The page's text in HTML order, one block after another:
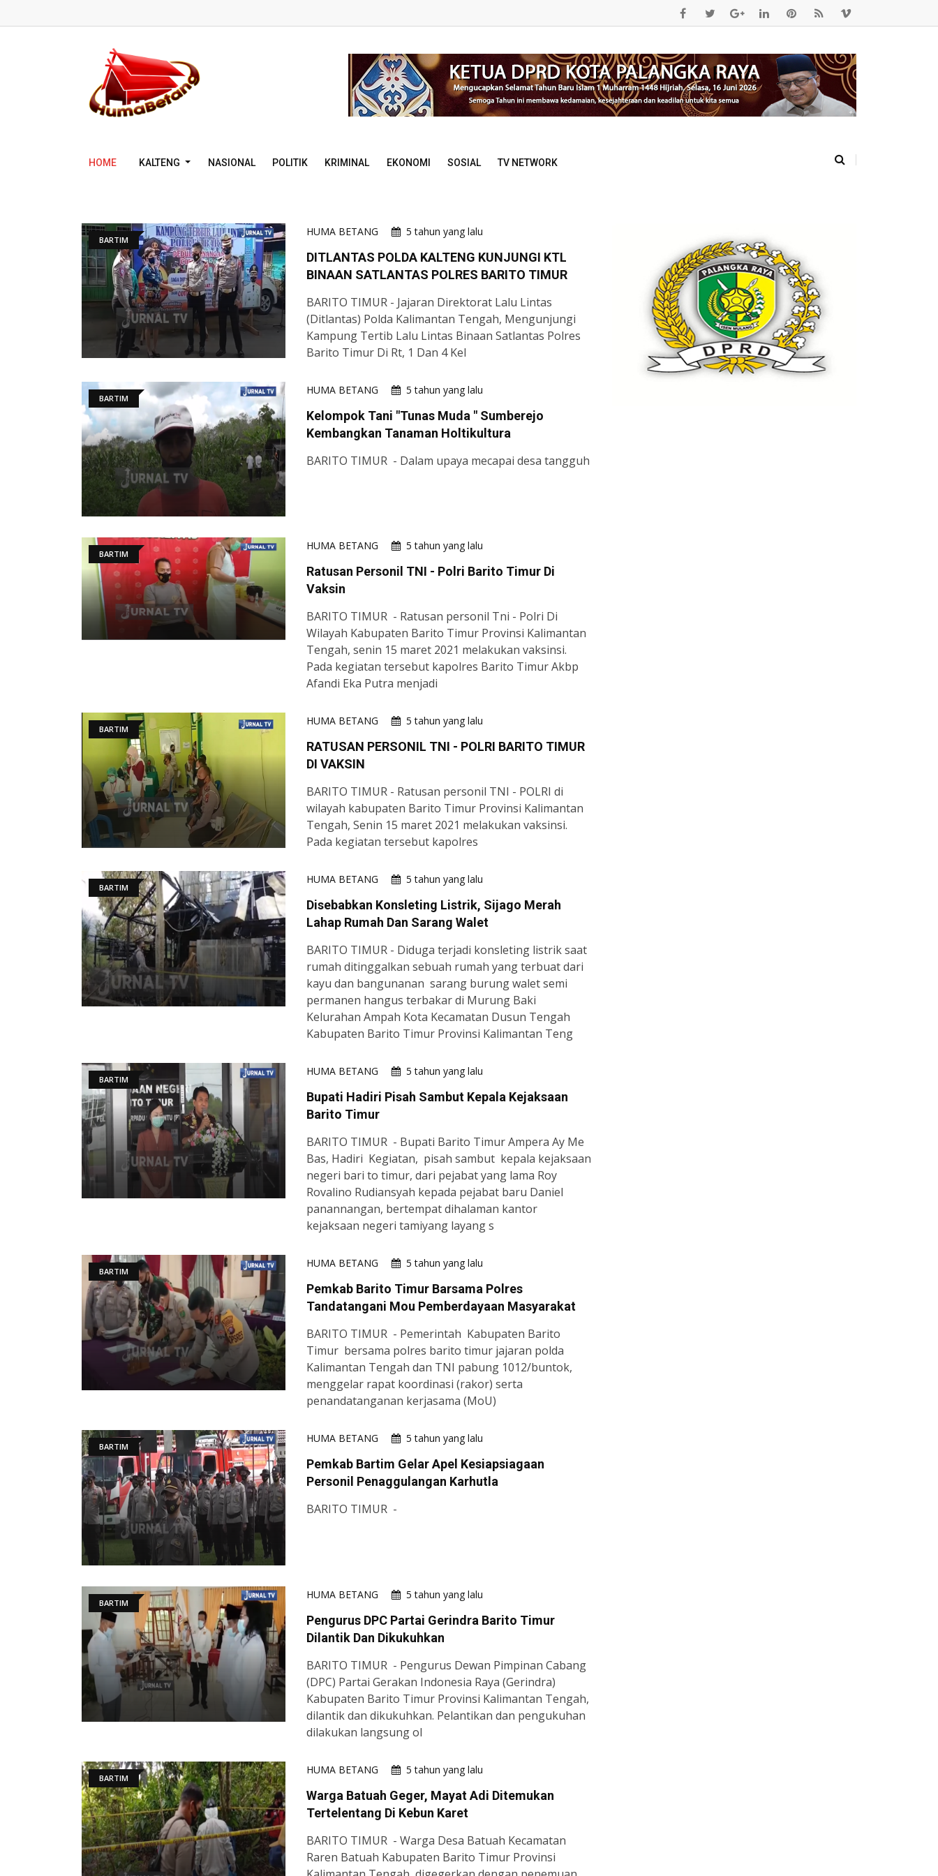
HOME KALTENG NASIONAL POLITIK KRIMINAL EKONOMI SOSIAL TV NETWORK
BARTIM
HUMA BETANG 5 tahun yang lalu
DITLANTAS POLDA KALTENG KUNJUNGI KTL
BINAAN SATLANTAS POLRES BARITO TIMUR
BARITO TIMUR - Jajaran Direktorat Lalu Lintas
(Ditlantas) Polda Kalimantan Tengah, Mengunjungi
Kampung Tertib Lalu Lintas Binaan Satlantas Polres
Barito Timur Di Rt, 1 Dan 4 Kel
BARTIM
HUMA BETANG 5 tahun yang lalu
Kelompok Tani "Tunas Muda " Sumberejo
Kembangkan Tanaman Holtikultura
BARITO TIMUR - Dalam upaya mecapai desa tangguh
BARTIM
HUMA BETANG 5 tahun yang lalu
Ratusan Personil TNI - Polri Barito Timur Di
Vaksin
BARITO TIMUR - Ratusan personil Tni - Polri Di
Wilayah Kabupaten Barito Timur Provinsi Kalimantan
Tengah, senin 15 maret 2021 melakukan vaksinsi.
Pada kegiatan tersebut kapolres Barito Timur Akbp
Afandi Eka Putra menjadi
BARTIM
HUMA BETANG 5 tahun yang lalu
RATUSAN PERSONIL TNI - POLRI BARITO TIMUR
DI VAKSIN
BARITO TIMUR - Ratusan personil TNI - POLRI di
wilayah kabupaten Barito Timur Provinsi Kalimantan
Tengah, Senin 15 maret 2021 melakukan vaksinsi.
Pada kegiatan tersebut kapolres
BARTIM
HUMA BETANG 5 tahun yang lalu
Disebabkan Konsleting Listrik, Sijago Merah
Lahap Rumah Dan Sarang Walet
BARITO TIMUR - Diduga terjadi konsleting listrik saat
rumah ditinggalkan sebuah rumah yang terbuat dari
kayu dan bangunanan sarang burung walet semi
permanen hangus terbakar di Murung Baki
Kelurahan Ampah Kota Kecamatan Dusun Tengah
Kabupaten Barito Timur Provinsi Kalimantan Teng
BARTIM
HUMA BETANG 5 tahun yang lalu
Bupati Hadiri Pisah Sambut Kepala Kejaksaan
Barito Timur
BARITO TIMUR - Bupati Barito Timur Ampera Ay Me
Bas, Hadiri Kegiatan, pisah sambut kepala kejaksaan
negeri bari to timur, dari pejabat yang lama Roy
Rovalino Rudiansyah kepada pejabat baru Daniel
panannangan, bertempat dihalaman kantor
kejaksaan negeri tamiyang layang s
BARTIM
HUMA BETANG 5 tahun yang lalu
Pemkab Barito Timur Barsama Polres
Tandatangani Mou Pemberdayaan Masyarakat
BARITO TIMUR - Pemerintah Kabupaten Barito
Timur bersama polres barito timur jajaran polda
Kalimantan Tengah dan TNI pabung 1012/buntok,
menggelar rapat koordinasi (rakor) serta
penandatanganan kerjasama (MoU)
BARTIM
HUMA BETANG 5 tahun yang lalu
Pemkab Bartim Gelar Apel Kesiapsiagaan
Personil Penaggulangan Karhutla
BARITO TIMUR -
BARTIM
HUMA BETANG 5 tahun yang lalu
Pengurus DPC Partai Gerindra Barito Timur
Dilantik Dan Dikukuhkan
BARITO TIMUR - Pengurus Dewan Pimpinan Cabang
(DPC) Partai Gerakan Indonesia Raya (Gerindra)
Kabupaten Barito Timur Provinsi Kalimantan Tengah,
dilantik dan dikukuhkan. Pelantikan dan pengukuhan
dilakukan langsung ol
BARTIM
HUMA BETANG 5 tahun yang lalu
Warga Batuah Geger, Mayat Adi Ditemukan
Tertelentang Di Kebun Karet
BARITO TIMUR - Warga Desa Batuah Kecamatan
Raren Batuah Kabupaten Barito Timur Provinsi